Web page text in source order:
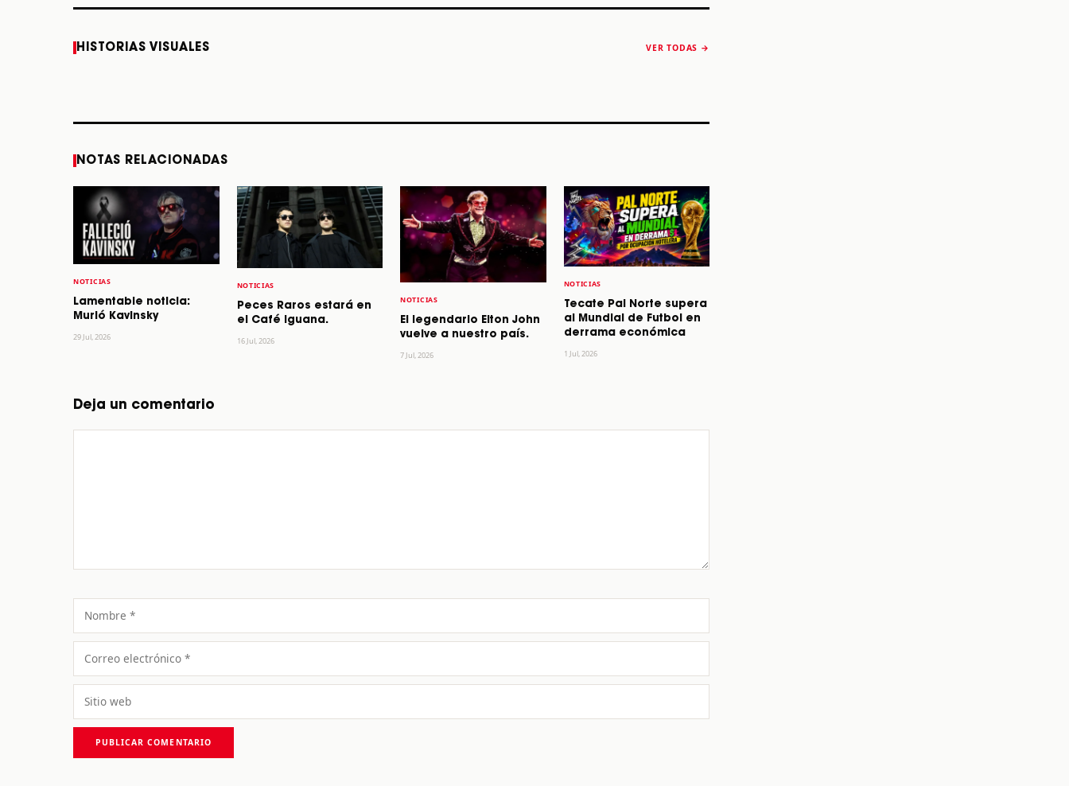
HISTORIAS VISUALES VER TODAS →
Monterrey el próximo
NOTAS RELACIONADAS
NOTICIAS
Lamentable noticia:
Murió Kavinsky
29 Jul, 2026
NOTICIAS
Peces Raros estará en
el Café Iguana.
16 Jul, 2026
NOTICIAS
El legendario Elton John
vuelve a nuestro país.
7 Jul, 2026
NOTICIAS
Tecate Pal Norte supera
al Mundial de Futbol en
derrama económica
1 Jul, 2026
Deja un comentario
Nombre
Correo
electrónico
Sitio
web